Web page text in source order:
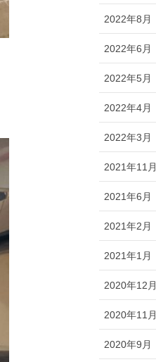
2022年8月
2022年6月
2022年5月
2022年4月
2022年3月
2021年11月
2021年6月
2021年2月
2021年1月
2020年12月
2020年11月
2020年9月